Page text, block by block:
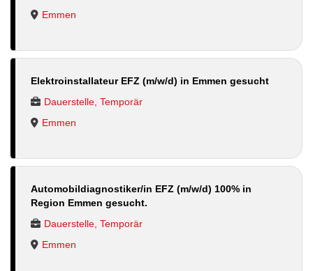
Emmen
Elektroinstallateur EFZ (m/w/d) in Emmen gesucht
Dauerstelle, Temporär
Emmen
Automobildiagnostiker/in EFZ (m/w/d) 100% in
Region Emmen gesucht.
Dauerstelle, Temporär
Emmen